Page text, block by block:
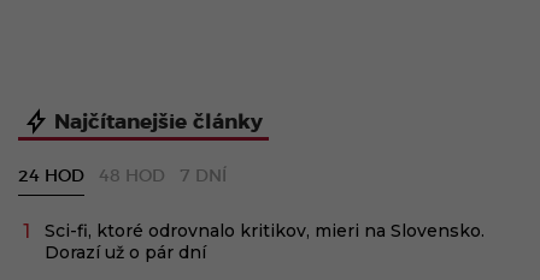
Najčítanejšie články
24 HOD 48 HOD 7 DNÍ
Sci-fi, ktoré odrovnalo kritikov, mieri na Slovensko.
Dorazí už o pár dní